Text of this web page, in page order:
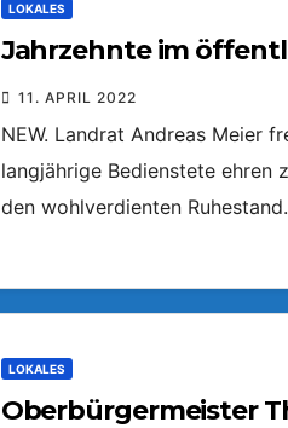
LOKALES
Jahrzehnte im
11. APRIL 2022
NEW. Landrat Andreas Meier
langjährige Bedienstete ehren
den wohlverdienten
LOKALES
Oberbürgermeister